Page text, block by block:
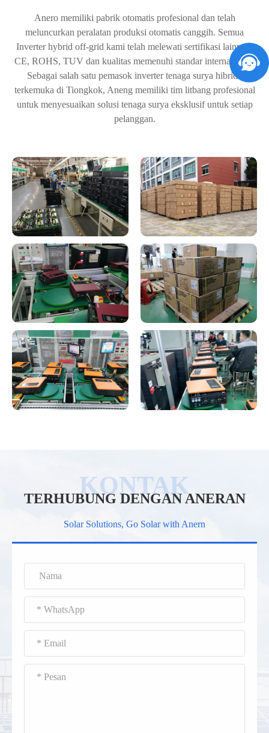
Anero memiliki pabrik otomatis profesional dan telah
meluncurkan peralatan produksi otomatis canggih. Semua
Inverter hybrid off-grid kami telah melewati sertifikasi lainnya,
CE, ROHS, TUV dan kualitas memenuhi standar internasional.
Sebagai salah satu pemasok inverter tenaga surya hibrida
terkemuka di Tiongkok, Aneng memiliki tim litbang profesional
untuk menyesuaikan solusi tenaga surya eksklusif untuk setiap
pelanggan.
TERHUBUNG DENGAN ANERAN
Solar Solutions, Go Solar with Anern